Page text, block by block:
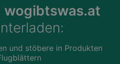
wogibtswas.at
und stöbere in Produkten